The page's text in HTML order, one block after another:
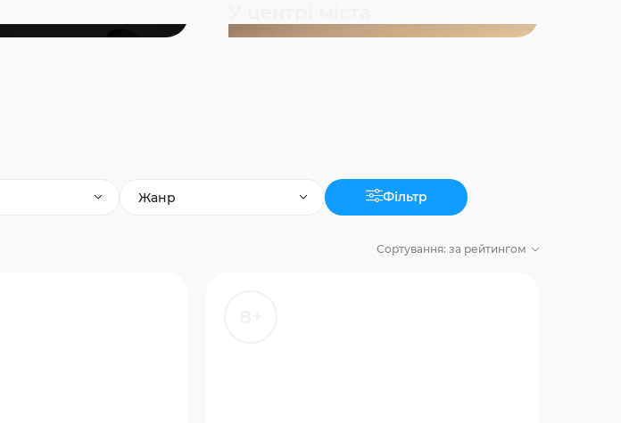
Жанр Фільтр
Сортування: за рейтингом